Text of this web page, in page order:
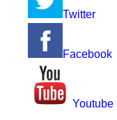
Twitter
Facebook
Youtube